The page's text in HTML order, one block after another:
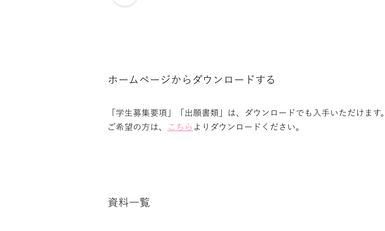
ホームページからダウンロードする
「学生募集要項」「出願書類」は、ダウンロードでも入手いただけます。
ご希望の方は、
こちら よりダウンロードください。
資料一覧